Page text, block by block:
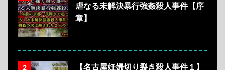
虐なる未解決暴行強姦殺人事件【序
章】
2
【名古屋妊婦切り裂き殺人事件１】